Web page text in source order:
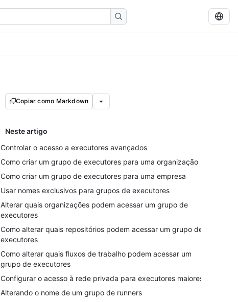
Copiar como Markdown
Neste artigo
Controlar o acesso a executores avançados
Como criar um grupo de executores para uma organização
Como criar um grupo de executores para uma empresa
Usar nomes exclusivos para grupos de executores
Alterar quais organizações podem acessar um grupo de
executores
Como alterar quais repositórios podem acessar um grupo de
executores
Como alterar quais fluxos de trabalho podem acessar um
grupo de executores
Configurar o acesso à rede privada para executores maiores
Alterando o nome de um grupo de runners